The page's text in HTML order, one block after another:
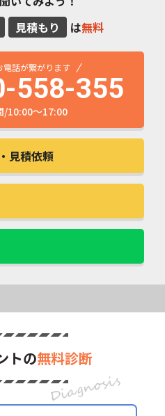
見積もり は無料
電話が繋がります
558-355
/10:00～17:00
・見積依頼
トの無料診断